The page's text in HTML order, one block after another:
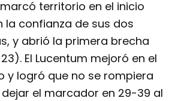
territorio en el inicio
la confianza de sus dos
y abrió la primera brecha
El Lucentum mejoró en el
y logró que no se rompiera
el marcador en 29-39 al